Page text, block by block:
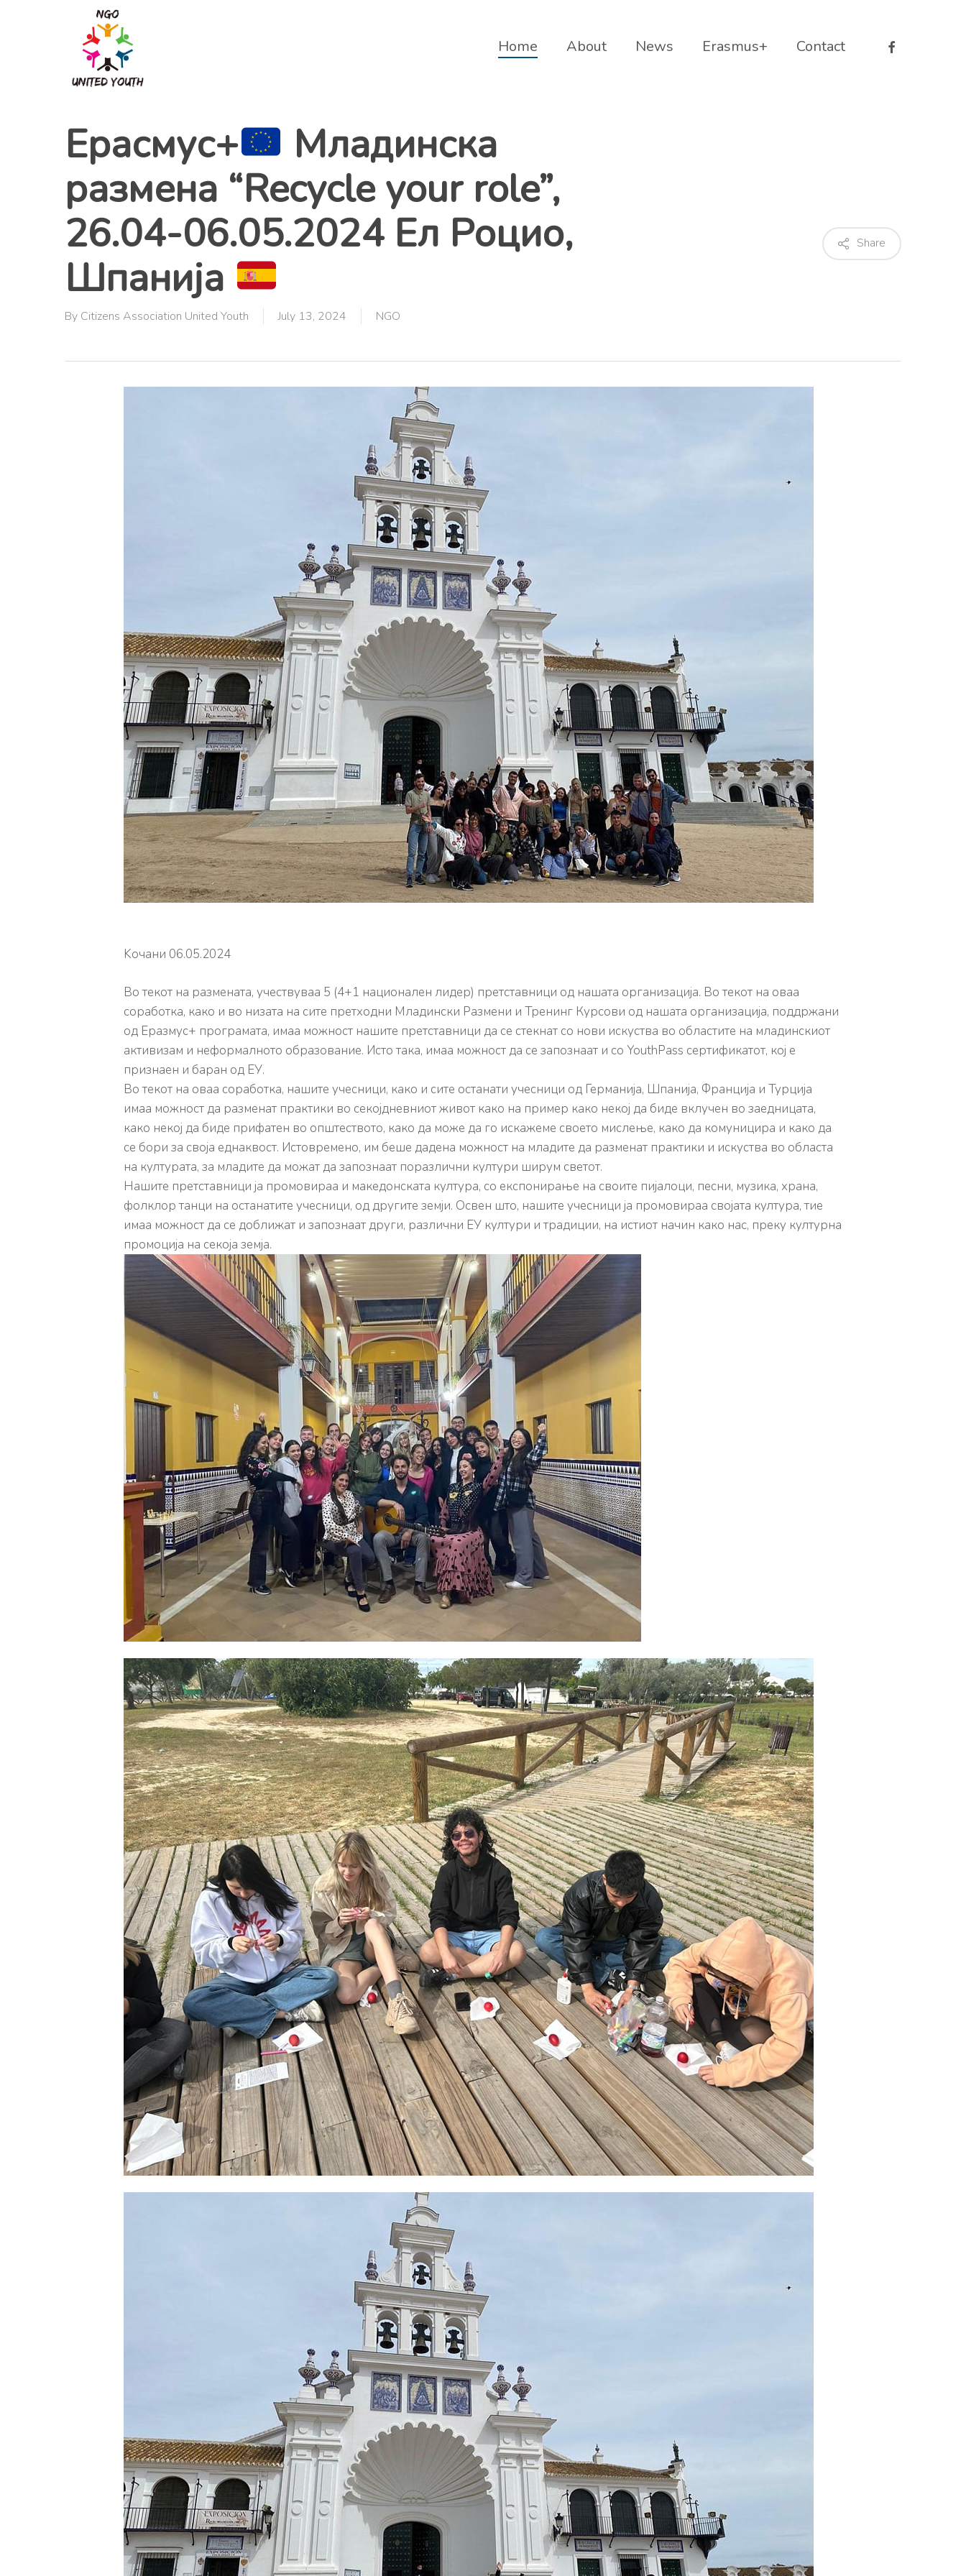
Home About News Erasmus+ Contact facebook
Ерасмус+
Mладинска
размена “Recycle your role”,
26.04-06.05.2024 Ел Роцио,
Шпанија
By Citizens Association United Youth July 13, 2024 NGO
Share
Koчани 06.05.2024
Во текот на размената, учествуваа 5 (4+1 национален лидер) претставници од нашата организација. Во текот на оваа
соработка, како и во низата на сите претходни Младински Размени и Тренинг Курсови од нашата организација, поддржани
од Еразмус+ програмата, имаа можност нашите претставници да се стекнат со нови искуства во областите на младинскиот
активизам и неформалното образование. Исто така, имаа можност да се запознаат и со YouthPass сертификатот, кој е
признаен и баран од ЕУ.
Во текот на оваа соработка, нашите учесници, како и сите останати учесници од Германија, Шпанија, Франција и Турција
имаа можност да разменат практики во секојдневниот живот како на пример како некој да биде вклучен во заедницата,
како некој да биде прифатен во општеството, како да може да го искажеме своето мислење, како да комуницира и како да
се бори за своја еднаквост. Истовремено, им беше дадена можност на младите да разменат практики и искуства во областа
на културата, за младите да можат да запознаат поразлични култури ширум светот.
Нашите претставници ја промовираа и македонската култура, со експонирање на своите пијалоци, песни, музика, храна,
фолклор танци на останатите учесници, од другите земји. Освен што, нашите учесници ја промовираа својата култура, тие
имаа можност да се доближат и запознаат други, различни ЕУ култури и традиции, на истиот начин како нас, преку културна
промоција на секоја земја.